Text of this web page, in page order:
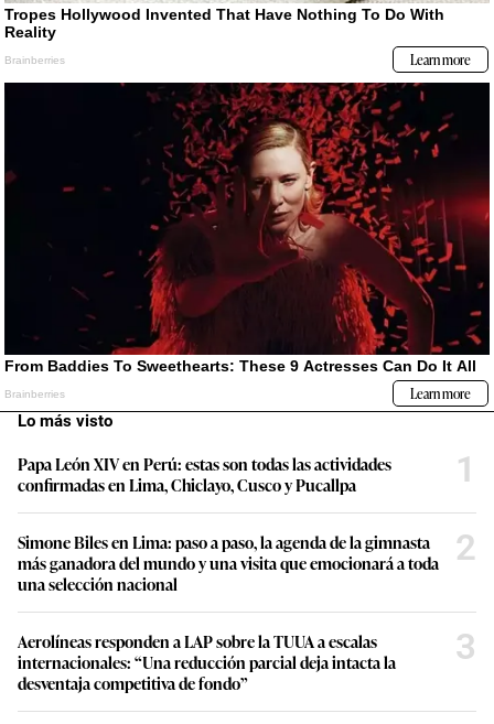
Lo más visto
Papa León XIV en Perú: estas son todas las actividades
confirmadas en Lima, Chiclayo, Cusco y Pucallpa
1
Simone Biles en Lima: paso a paso, la agenda de la gimnasta
más ganadora del mundo y una visita que emocionará a toda
una selección nacional
2
Aerolíneas responden a LAP sobre la TUUA a escalas
internacionales: “Una reducción parcial deja intacta la
desventaja competitiva de fondo”
3